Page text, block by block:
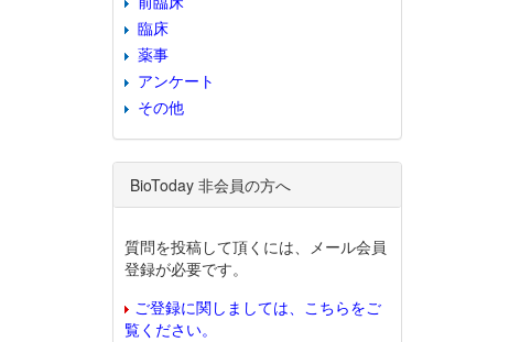
臨床
薬事
アンケート
その他
BioToday 非会員の方へ
質問を投稿して頂くには、メール会員
登録が必要です。
ご登録に関しましては、こちらをご
覧ください。